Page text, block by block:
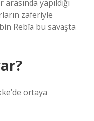
yapıldığı
zaferiyle
Rebîa bu savaşta
ortaya